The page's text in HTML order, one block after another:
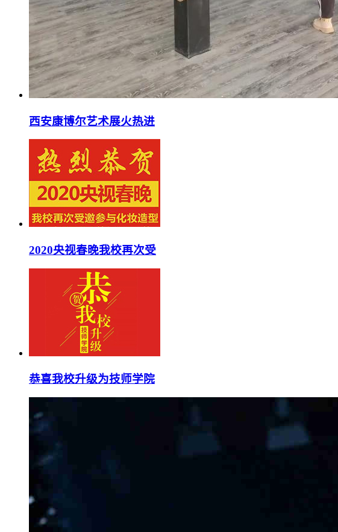
西安康博尔艺术展火热进
2020央视春晚我校再次受
恭喜我校升级为技师学院